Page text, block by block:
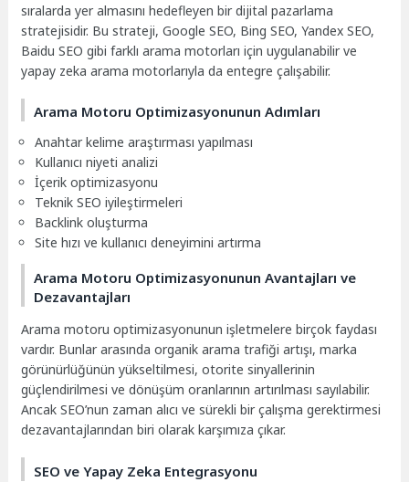
sıralarda yer almasını hedefleyen bir dijital pazarlama
stratejisidir. Bu strateji, Google SEO, Bing SEO, Yandex SEO,
Baidu SEO gibi farklı arama motorları için uygulanabilir ve
yapay zeka arama motorlarıyla da entegre çalışabilir.
Arama Motoru Optimizasyonunun Adımları
Anahtar kelime araştırması yapılması
Kullanıcı niyeti analizi
İçerik optimizasyonu
Teknik SEO iyileştirmeleri
Backlink oluşturma
Site hızı ve kullanıcı deneyimini artırma
Arama Motoru Optimizasyonunun Avantajları ve
Dezavantajları
Arama motoru optimizasyonunun işletmelere birçok faydası
vardır. Bunlar arasında organik arama trafiği artışı, marka
görünürlüğünün yükseltilmesi, otorite sinyallerinin
güçlendirilmesi ve dönüşüm oranlarının artırılması sayılabilir.
Ancak SEO’nun zaman alıcı ve sürekli bir çalışma gerektirmesi
dezavantajlarından biri olarak karşımıza çıkar.
SEO ve Yapay Zeka Entegrasyonu